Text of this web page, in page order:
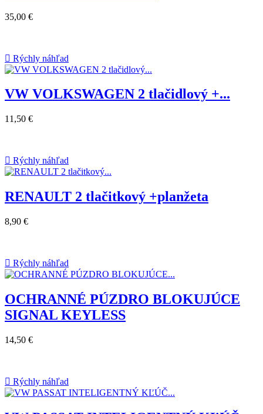
35,00 €
 Rýchly náhľad
VW VOLKSWAGEN 2 tlačidlový +...
11,50 €
 Rýchly náhľad
RENAULT 2 tlačitkový +planžeta
8,90 €
 Rýchly náhľad
OCHRANNÉ PÚZDRO BLOKUJÚCE
SIGNAL KEYLESS
14,50 €
 Rýchly náhľad